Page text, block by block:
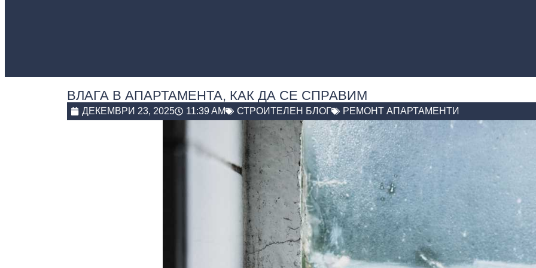
ВЛАГА В АПАРТАМЕНТА, КАК ДА СЕ СПРАВИМ
ДЕКЕМВРИ 23, 2025 11:39 AM СТРОИТЕЛЕН БЛОГ РЕМОНТ АПАРТАМЕНТИ